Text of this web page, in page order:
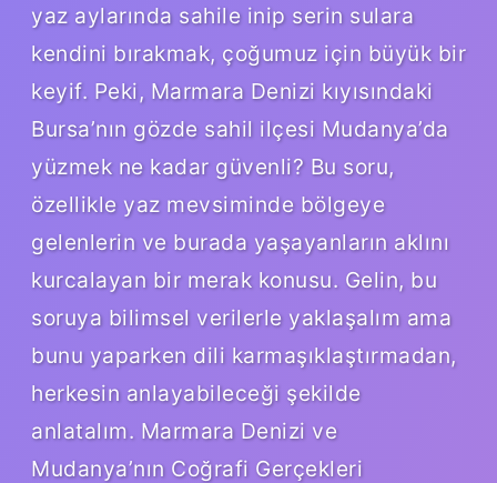
yaz aylarında sahile inip serin sulara
kendini bırakmak, çoğumuz için büyük bir
keyif. Peki, Marmara Denizi kıyısındaki
Bursa’nın gözde sahil ilçesi Mudanya’da
yüzmek ne kadar güvenli? Bu soru,
özellikle yaz mevsiminde bölgeye
gelenlerin ve burada yaşayanların aklını
kurcalayan bir merak konusu. Gelin, bu
soruya bilimsel verilerle yaklaşalım ama
bunu yaparken dili karmaşıklaştırmadan,
herkesin anlayabileceği şekilde
anlatalım. Marmara Denizi ve
Mudanya’nın Coğrafi Gerçekleri